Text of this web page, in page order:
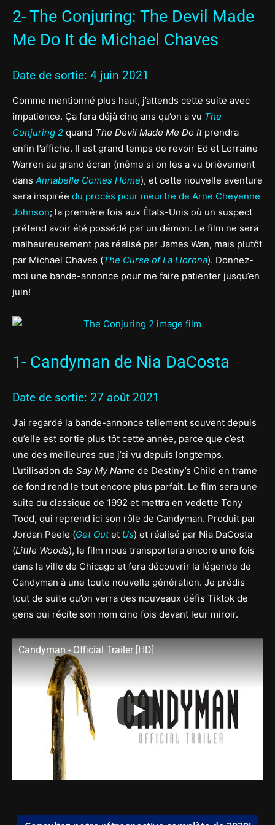
2- The Conjuring: The Devil Made
Me Do It de Michael Chaves
Date de sortie: 4 juin 2021
Comme mentionné plus haut, j’attends cette suite avec
impatience. Ça fera déjà cinq ans qu’on a vu The
Conjuring 2 quand The Devil Made Me Do Itprendra
enfin l’affiche. Il est grand temps de revoir Ed et Lorraine
Warren au grand écran (même si on les a vu brièvement
dans Annabelle Comes Home), et cette nouvelle aventure
sera inspirée du procès pour meurtre de Arne Cheyenne
Johnson; la première fois aux États-Unis où un suspect
prétend avoir été possédé par un démon. Le film ne sera
malheureusement pas réalisé par James Wan, mais plutôt
par Michael Chaves (The Curse of La Llorona). Donnez-
moi une bande-annonce pour me faire patienter jusqu’en
juin!
1- Candyman de Nia DaCosta
Date de sortie: 27 août 2021
J’ai regardé la bande-annonce tellement souvent depuis
qu’elle est sortie plus tôt cette année, parce que c’est
une des meilleures que j’ai vu depuis longtemps.
L’utilisation de Say My Name de Destiny’s Child en trame
de fond rend le tout encore plus parfait. Le film sera une
suite du classique de 1992 et mettra en vedette Tony
Todd, qui reprend ici son rôle de Candyman. Produit par
Jordan Peele (Get Outet Us) et réalisé par Nia DaCosta
(Little Woods), le film nous transportera encore une fois
dans la ville de Chicago et fera découvrir la légende de
Candyman à une toute nouvelle génération. Je prédis
tout de suite qu’on verra des nouveaux défis Tiktok de
gens qui récite son nom cinq fois devant leur miroir.
Candyman - Official Trailer [HD]